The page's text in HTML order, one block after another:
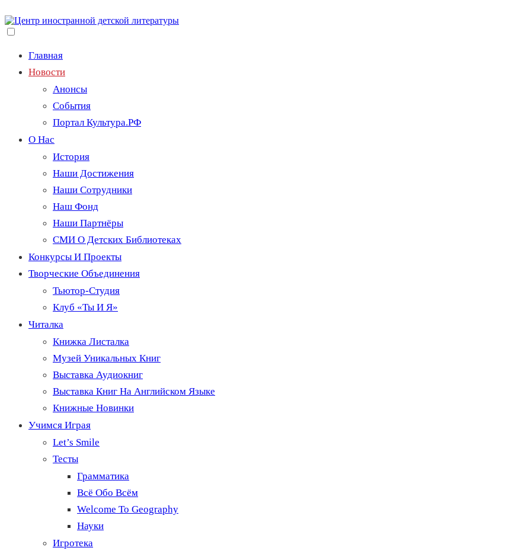
к
содержимому
видимости
Главная
Новости
Анонсы
События
Портал Культура.РФ
О Нас
История
Наши Достижения
Наши Сотрудники
Наш Фонд
Наши Партнёры
СМИ О Детских Библиотеках
Конкурсы И Проекты
Творческие Объединения
Тьютор-Студия
Клуб «Ты И Я»
Читалка
Книжка Листалка
Музей Уникальных Книг
Выставка Аудиокниг
Выставка Книг На Английском Языке
Книжные Новинки
Учимся Играя
Let’s Smile
Тесты
Грамматика
Всё Обо Всём
Welcome To Geography
Науки
Игротека